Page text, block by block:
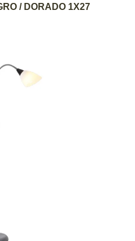
CARRITO
/ DORADO 1X27